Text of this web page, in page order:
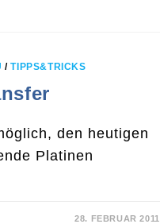
/TIPPS&TRICKS
den heutigen
Platinen
28. FEBRUAR 2011